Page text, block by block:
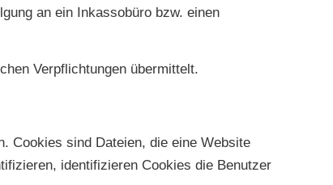
an ein Inkassobüro bzw. einen
Verpflichtungen übermittelt.
Cookies sind Dateien, die eine Website
identifizieren Cookies die Benutzer